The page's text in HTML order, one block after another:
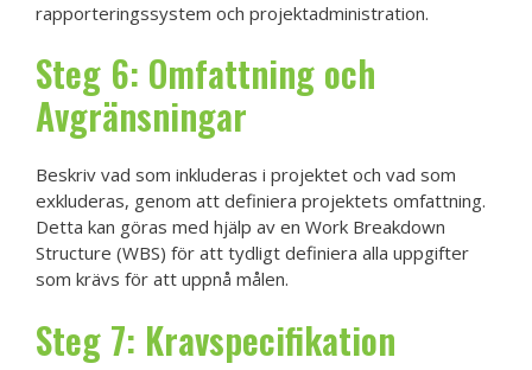
rapporteringssystem och projektadministration.
Steg 6: Omfattning och
Avgränsningar
Beskriv vad som inkluderas i projektet och vad som
exkluderas, genom att definiera projektets omfattning.
Detta kan göras med hjälp av en Work Breakdown
Structure (WBS) för att tydligt definiera alla uppgifter
som krävs för att uppnå målen.
Steg 7: Kravspecifikation